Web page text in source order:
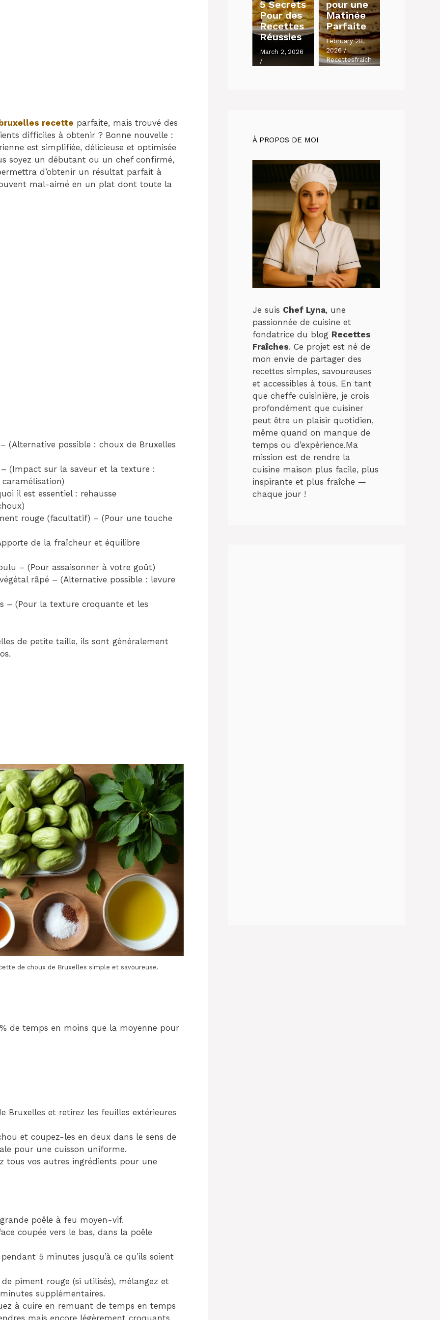
recette parfaite, mais trouvé des
difficiles à obtenir ? Bonne nouvelle :
est simplifiée, délicieuse et optimisée
soyez un débutant ou un chef confirmé,
d’obtenir un résultat parfait à
mal-aimé en un plat dont toute la
(Alternative possible : choux de Bruxelles
– (Impact sur la saveur et la texture :
il est essentiel : rehausse
rouge (facultatif) – (Pour une touche
de la fraîcheur et équilibre
– (Pour assaisonner à votre goût)
râpé – (Alternative possible : levure
– (Pour la texture croquante et les
de petite taille, ils sont généralement
de choux de Bruxelles simple et savoureuse.
de temps en moins que la moyenne pour
Bruxelles et retirez les feuilles extérieures
et coupez-les en deux dans le sens de
pour une cuisson uniforme.
tous vos autres ingrédients pour une
poêle à feu moyen-vif.
coupée vers le bas, dans la poêle
5 minutes jusqu’à ce qu’ils soient
piment rouge (si utilisés), mélangez et
supplémentaires.
à cuire en remuant de temps en temps
5 Secrets
Pour des
Recettes
Réussies
March 2, 2026
/
pour une
Matinée
Parfaite
February 28,
2026/
Recettesfraîch
À PROPOS DE MOI
Je suis Chef Lyna, une
passionnée de cuisine et
fondatrice du blog Recettes
Fraîches. Ce projet est né de
mon envie de partager des
recettes simples, savoureuses
et accessibles à tous. En tant
que cheffe cuisinière, je crois
profondément que cuisiner
peut être un plaisir quotidien,
même quand on manque de
temps ou d’expérience.Ma
mission est de rendre la
cuisine maison plus facile, plus
inspirante et plus fraîche —
chaque jour !